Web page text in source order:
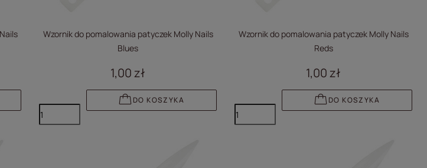
Wzornik do pomalowania patyczek Molly Nails
Blues
1,00 zł
DO KOSZYKA
Wzornik do pomalowania patyczek Molly Nails
Reds
1,00 zł
DO KOSZYKA